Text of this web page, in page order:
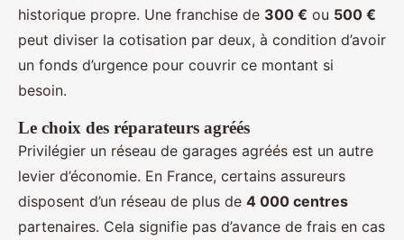
historique propre. Une franchise de 300 € ou 500 €
peut diviser la cotisation par deux, à condition d’avoir
un fonds d’urgence pour couvrir ce montant si
besoin.
Le choix des réparateurs agréés
Privilégier un réseau de garages agréés est un autre
levier d’économie. En France, certains assureurs
disposent d’un réseau de plus de 4 000 centres
partenaires. Cela signifie pas d’avance de frais en cas